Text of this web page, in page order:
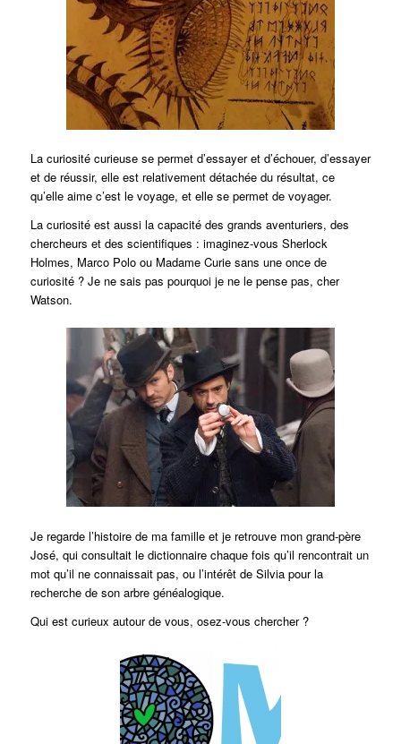
La curiosité curieuse se permet d’essayer et d’échouer, d’essayer
et de réussir, elle est relativement détachée du résultat, ce
qu’elle aime c’est le voyage, et elle se permet de voyager.
La curiosité est aussi la capacité des grands aventuriers, des
chercheurs et des scientifiques : imaginez-vous Sherlock
Holmes, Marco Polo ou Madame Curie sans une once de
curiosité ? Je ne sais pas pourquoi je ne le pense pas, cher
Watson.
Je regarde l’histoire de ma famille et je retrouve mon grand-père
José, qui consultait le dictionnaire chaque fois qu’il rencontrait un
mot qu’il ne connaissait pas, ou l’intérêt de Silvia pour la
recherche de son arbre généalogique.
Qui est curieux autour de vous, osez-vous chercher ?